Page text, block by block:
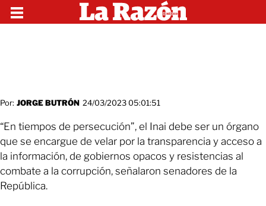
Por: JORGE BUTRÓN 24/03/2023 05:01:51
“En tiempos de persecución”, el Inai debe ser un órgano
que se encargue de velar por la transparencia y acceso a
la información, de gobiernos opacos y resistencias al
combate a la corrupción, señalaron senadores de la
República.